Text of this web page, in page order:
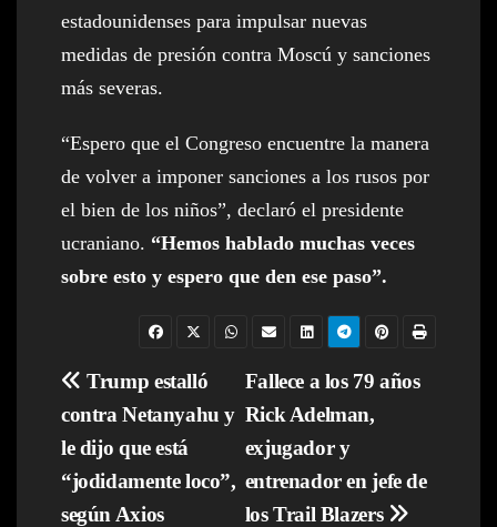
estadounidenses para impulsar nuevas
medidas de presión contra Moscú y sanciones
más severas.
“Espero que el Congreso encuentre la manera
de volver a imponer sanciones a los rusos por
el bien de los niños”, declaró el presidente
ucraniano. “Hemos hablado muchas veces
sobre esto y espero que den ese paso”.
Navegación
de
entradas
Fallece a los 79 años
Rick Adelman,
exjugador y
entrenador en jefe de
los Trail Blazers
Trump estalló
contra Netanyahu y
le dijo que está
“jodidamente loco”,
según Axios